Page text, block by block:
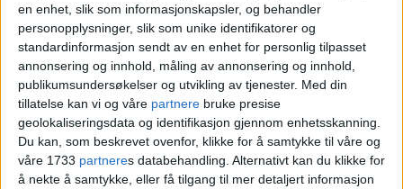
en enhet, slik som informasjonskapsler, og behandler
personopplysninger, slik som unike identifikatorer og
standardinformasjon sendt av en enhet for personlig tilpasset
annonsering og innhold, måling av annonsering og innhold,
publikumsundersøkelser og utvikling av tjenester. Med din
tillatelse kan vi og våre partnere bruke presise
geolokaliseringsdata og identifikasjon gjennom enhetsskanning.
Du kan, som beskrevet ovenfor, klikke for å samtykke til våre og
våre 1733 partneres databehandling. Alternativt kan du klikke for
å nekte å samtykke, eller få tilgang til mer detaljert informasjon
sentrum mot Rosenkrantz gate, skrev
politiet på Twitter ved 19.20-tiden.
De regner med at røyken vil fortsette å
spre seg en god stund utover kvelden,
muligens også enda kraftigere.